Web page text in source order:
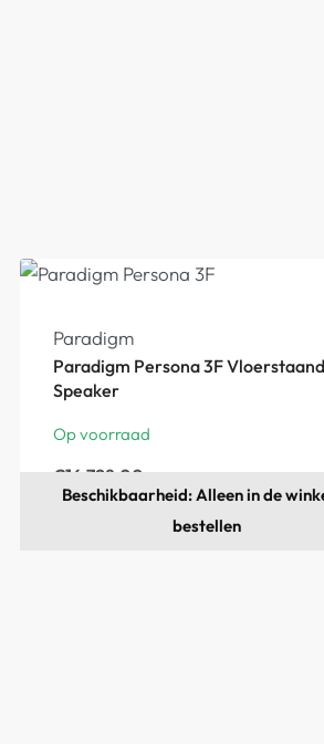
Paradigm
Paradigm Persona 3F
Speaker
Op voorraad
€16.798,00
Beschikbaarheid: Alleen in de
bestellen